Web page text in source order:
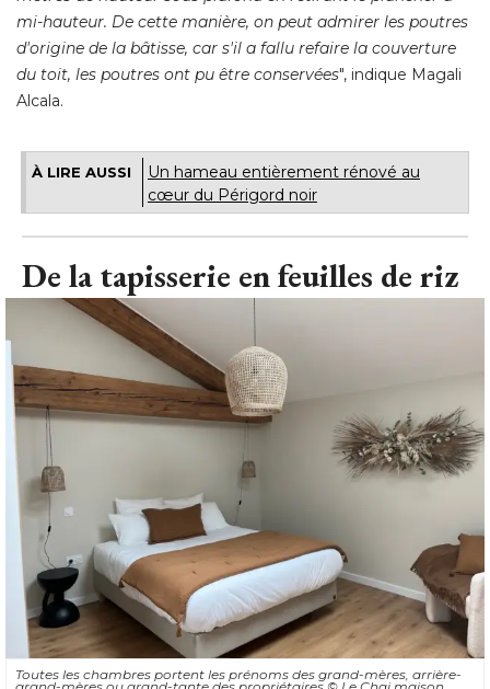
mi-hauteur. De cette manière, on peut admirer les poutres
d'origine de la bâtisse, car s'il a fallu refaire la couverture
du toit, les poutres ont pu être conservées", indique Magali
Alcala.
À LIRE AUSSI
Un hameau entièrement rénové au
cœur du Périgord noir
De la tapisserie en feuilles de riz
Toutes les chambres portent les prénoms des grand-mères, arrière-